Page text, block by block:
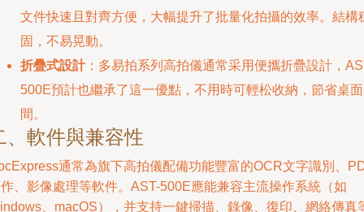
文件快速且對齊方便，大幅提升了批量化拍攝的效率。結構
固，不易晃動。
折疊式設計：多易拍系列高拍儀通常采用便攜折疊設計，
500E預計也繼承了這一優點，不用時可輕松收納，節省桌
間。
、軟件與兼容性
通常為旗下高拍儀配備功能豐富的OCR文字識別、
、影像處理等軟件。AST-500E應能兼容主流操作系統（如
、macOS），并支持一鍵掃描、錄像、復印、網絡傳真